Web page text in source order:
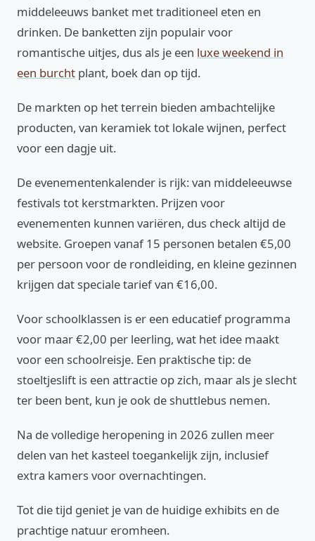
middeleeuws banket met traditioneel eten en
drinken. De banketten zijn populair voor
romantische uitjes, dus als je een luxe weekend in
een burcht plant, boek dan op tijd.
De markten op het terrein bieden ambachtelijke
producten, van keramiek tot lokale wijnen, perfect
voor een dagje uit.
De evenementenkalender is rijk: van middeleeuwse
festivals tot kerstmarkten. Prijzen voor
evenementen kunnen variëren, dus check altijd de
website. Groepen vanaf 15 personen betalen €5,00
per persoon voor de rondleiding, en kleine gezinnen
krijgen dat speciale tarief van €16,00.
Voor schoolklassen is er een educatief programma
voor maar €2,00 per leerling, wat het idee maakt
voor een schoolreisje. Een praktische tip: de
stoeltjeslift is een attractie op zich, maar als je slecht
ter been bent, kun je ook de shuttlebus nemen.
Na de volledige heropening in 2026 zullen meer
delen van het kasteel toegankelijk zijn, inclusief
extra kamers voor overnachtingen.
Tot die tijd geniet je van de huidige exhibits en de
prachtige natuur eromheen.